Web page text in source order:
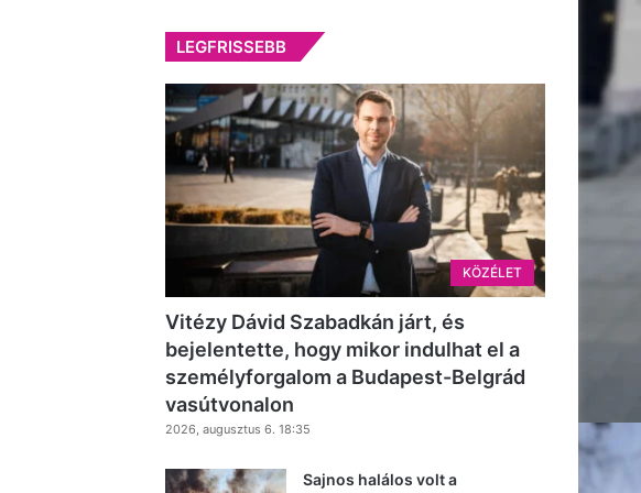
LEGFRISSEBB
KÖZÉLET
Vitézy Dávid Szabadkán járt, és
bejelentette, hogy mikor indulhat el a
személyforgalom a Budapest-Belgrád
vasútvonalon
2026, augusztus 6. 18:35
Sajnos halálos volt a